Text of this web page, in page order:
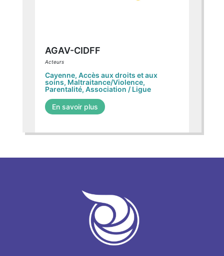
AGAV-CIDFF
Acteurs
Cayenne, Accès aux droits et aux
soins, Maltraitance/Violence,
Parentalité, Association / Ligue
En savoir plus